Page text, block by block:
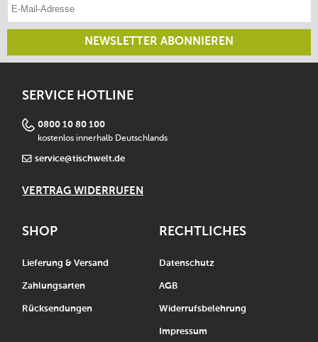
NEWSLETTER ABONNIEREN
SERVICE HOTLINE
0800 10 80 100
kostenlos innerhalb Deutschlands
service@tischwelt.de
VERTRAG WIDERRUFEN
SHOP
Lieferung & Versand
Zahlungsarten
Rücksendungen
RECHTLICHES
Datenschutz
AGB
Widerrufsbelehrung
Impressum